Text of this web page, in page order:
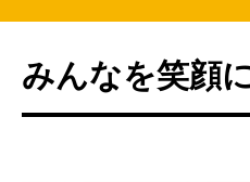
みんなを笑顔